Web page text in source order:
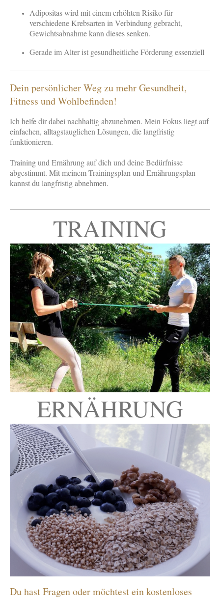
Adipositas wird mit einem erhöhten Risiko für
verschiedene Krebsarten in Verbindung gebracht,
Gewichtsabnahme kann dieses senken.
Gerade im Alter ist gesundheitliche Förderung essenziell
Dein persönlicher Weg zu mehr Gesundheit,
Fitness und Wohlbefinden!
Ich helfe dir dabei nachhaltig abzunehmen. Mein Fokus liegt auf
einfachen, alltagstauglichen Lösungen, die langfristig
funktionieren.
Training und Ernährung auf dich und deine Bedürfnisse
abgestimmt. Mit meinem Trainingsplan und Ernährungsplan
kannst du langfristig abnehmen.
TRAINING
ERNÄHRUNG
Du hast Fragen oder möchtest ein kostenloses